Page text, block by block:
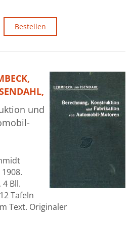
Bestellen
und
4 Bll.
Tafeln
Text. Originaler